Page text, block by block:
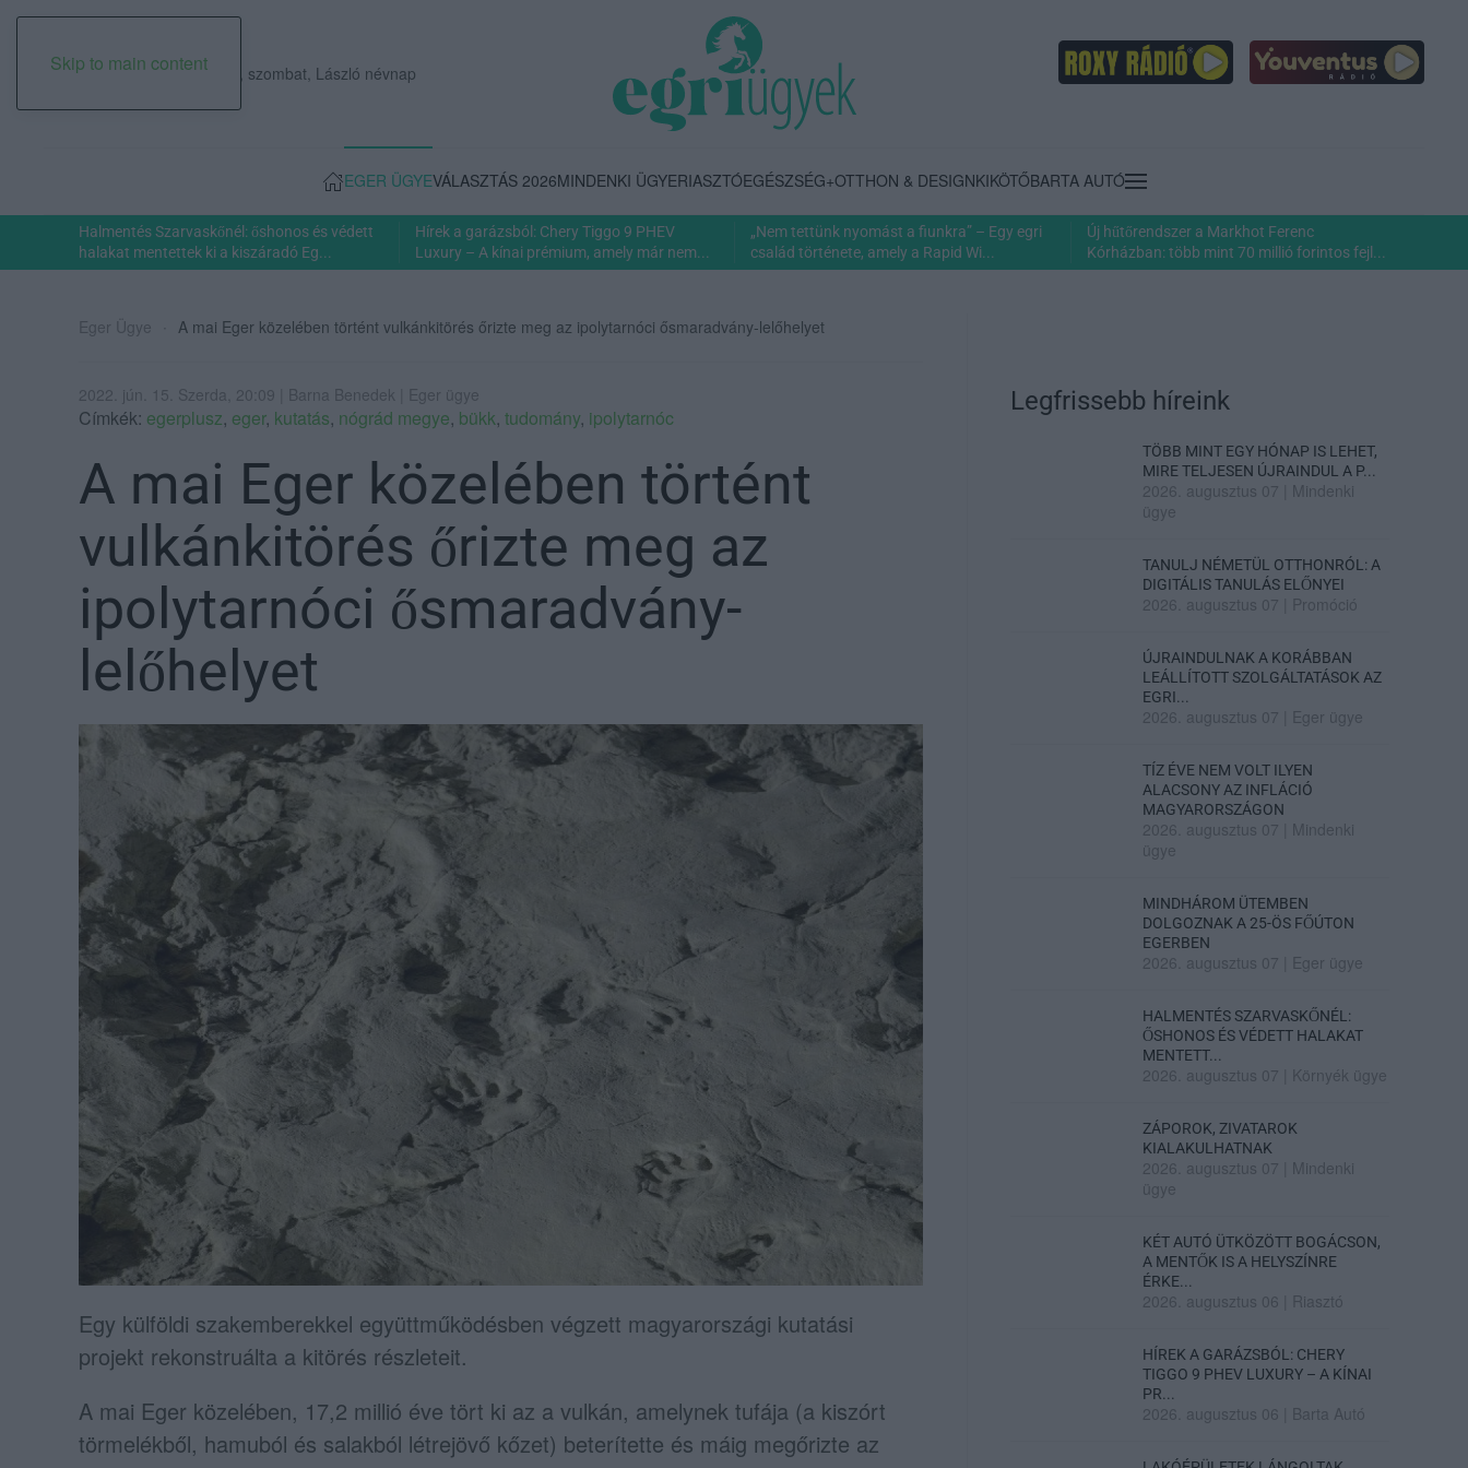
Skip to main content
2026. augusztus 08., szombat, László névnap
EGER ÜGYEVÁLASZTÁS 2026MINDENKI ÜGYERIASZTÓEGÉSZSÉG+OTTHON & DESIGNKIKÖTŐBARTA AUTÓ
Halmentés Szarvaskőnél: őshonos és védett
halakat mentettek ki a kiszáradó Eg...
Hírek a garázsból: Chery Tiggo 9 PHEV
Luxury – A kínai prémium, amely már nem...
„Nem tettünk nyomást a fiunkra” – Egy egri
család története, amely a Rapid Wi...
Új hűtőrendszer a Markhot Ferenc
Kórházban: több mint 70 millió forintos fejl...
Eger Ügye A mai Eger közelében történt vulkánkitörés őrizte meg az ipolytarnóci ősmaradvány-lelőhelyet
2022. jún. 15. Szerda, 20:09 | Barna Benedek | Eger ügye
Címkék: egerplusz, eger, kutatás, nógrád megye, bükk, tudomány, ipolytarnóc
A mai Eger közelében történt
vulkánkitörés őrizte meg az
ipolytarnóci ősmaradvány-
lelőhelyet
Egy külföldi szakemberekkel együttműködésben végzett magyarországi kutatási
projekt rekonstruálta a kitörés részleteit.
A mai Eger közelében, 17,2 millió éve tört ki az a vulkán, amelynek tufája (a kiszórt
törmelékből, hamuból és salakból létrejövő kőzet) beterítette és máig megőrizte az
Legfrissebb híreink
TÖBB MINT EGY HÓNAP IS LEHET,
MIRE TELJESEN ÚJRAINDUL A P...
2026. augusztus 07
Mindenki
ügye
TANULJ NÉMETÜL OTTHONRÓL: A
DIGITÁLIS TANULÁS ELŐNYEI
2026. augusztus 07 Promóció
ÚJRAINDULNAK A KORÁBBAN
LEÁLLÍTOTT SZOLGÁLTATÁSOK AZ
EGRI...
2026. augusztus 07 Eger ügye
TÍZ ÉVE NEM VOLT ILYEN
ALACSONY AZ INFLÁCIÓ
MAGYARORSZÁGON
2026. augusztus 07
Mindenki
ügye
MINDHÁROM ÜTEMBEN
DOLGOZNAK A 25-ÖS FŐÚTON
EGERBEN
2026. augusztus 07 Eger ügye
HALMENTÉS SZARVASKŐNÉL:
ŐSHONOS ÉS VÉDETT HALAKAT
MENTETT...
2026. augusztus 07 Környék ügye
ZÁPOROK, ZIVATAROK
KIALAKULHATNAK
2026. augusztus 07
Mindenki
ügye
KÉT AUTÓ ÜTKÖZÖTT BOGÁCSON,
A MENTŐK IS A HELYSZÍNRE
ÉRKE...
2026. augusztus 06 Riasztó
HÍREK A GARÁZSBÓL: CHERY
TIGGO 9 PHEV LUXURY – A KÍNAI
PR...
2026. augusztus 06 Barta Autó